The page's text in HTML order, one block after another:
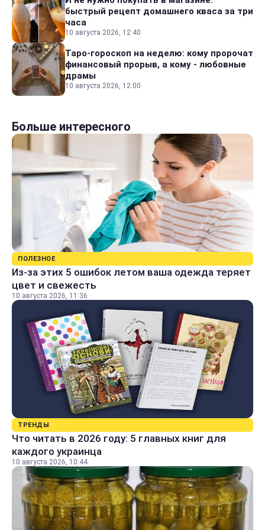
быстрый рецепт домашнего кваса за три
часа
10 августа 2026, 12:40
Таро-гороскоп на неделю: кому пророчат
финансовый прорыв, а кому - любовные
драмы
10 августа 2026, 12:00
Больше интересного
ПОЛЕЗНОЕ
Из-за этих 5 ошибок летом ваша одежда теряет
цвет и свежесть
10 августа 2026, 11:36
ТРЕНДЫ
Что читать в 2026 году: 5 главных книг для
каждого украинца
10 августа 2026, 10:44